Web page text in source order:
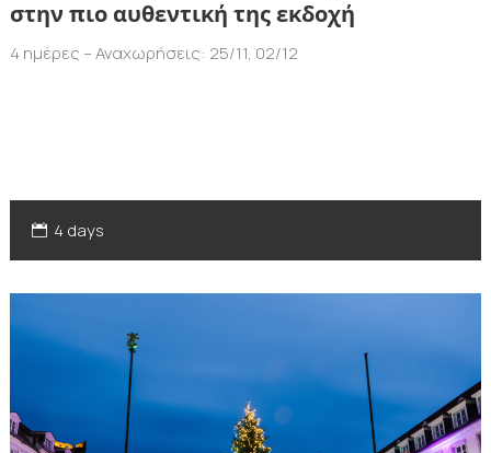
στην πιο αυθεντική της εκδοχή
4 ημέρες – Αναχωρήσεις: 25/11, 02/12
4 days